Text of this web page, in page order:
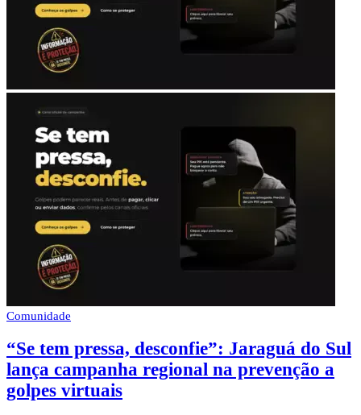
Comunidade
“Se tem pressa, desconfie”: Jaraguá do Sul
lança campanha regional na prevenção a
golpes virtuais